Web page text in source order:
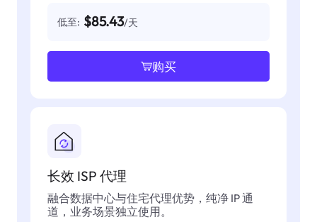
低至: $85.43/天
购买
长效 ISP 代理
融合数据中心与住宅代理优势，纯净 IP 通
道，业务场景独立使用。